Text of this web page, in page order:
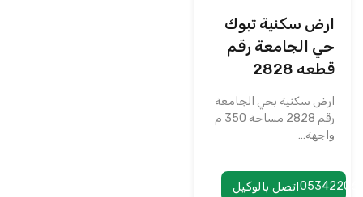
ارض سكنية تبوك
حي الجامعة رقم
قطعه 2828
ارض سكنية بحي الجامعة
رقم 2828 مساحة 350 م
واجهة…
اتصل بالوكيل